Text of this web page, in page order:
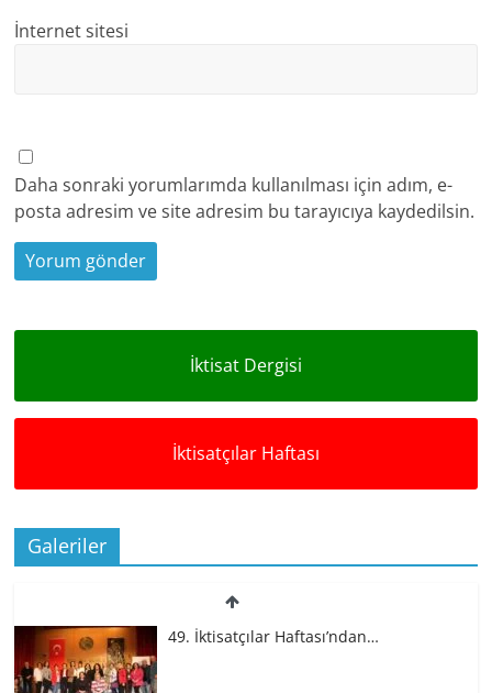
İnternet sitesi
Daha sonraki yorumlarımda kullanılması için adım, e-
posta adresim ve site adresim bu tarayıcıya kaydedilsin.
İktisat Dergisi
İktisatçılar Haftası
Galeriler
49. İktisatçılar Haftası’ndan…